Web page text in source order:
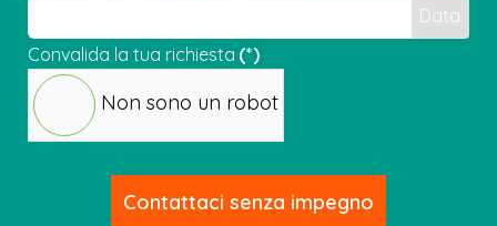
Data
Convalida la tua richiesta (*)
Non sono un robot
Contattaci senza impegno